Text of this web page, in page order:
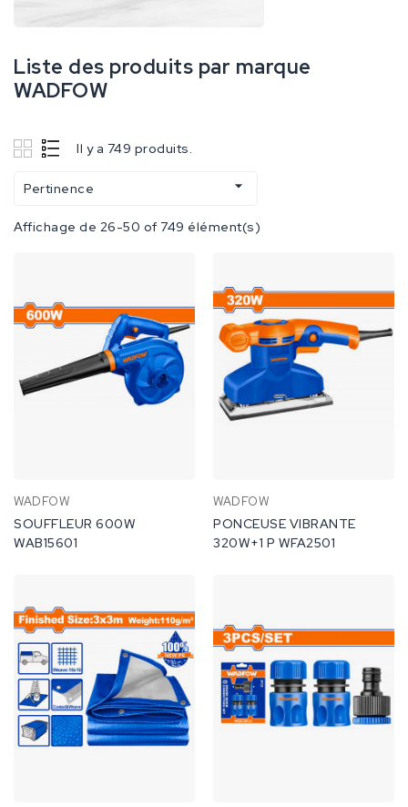
Liste des produits par marque
WADFOW
Il y a 749 produits.
Pertinence 
Affichage de 26-50 of 749 élément(s)
WADFOW
SOUFFLEUR 600W
WAB15601
WADFOW
PONCEUSE VIBRANTE
320W+1 P WFA2501